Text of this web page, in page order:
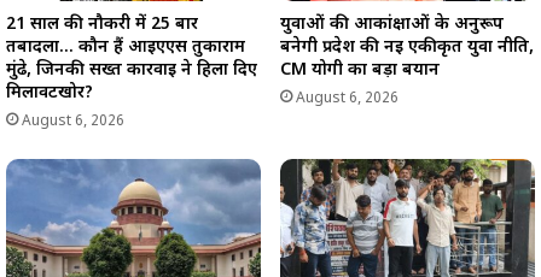
21 साल की नौकरी में 25 बार
तबादला… कौन हैं आईएएस तुकाराम
मुंढे, जिनकी सख्त कार्रवाई ने हिला दिए
मिलावटखोर?
August 6, 2026
युवाओं की आकांक्षाओं के अनुरूप
बनेगी प्रदेश की नई एकीकृत युवा नीति,
CM योगी का बड़ा बयान
August 6, 2026